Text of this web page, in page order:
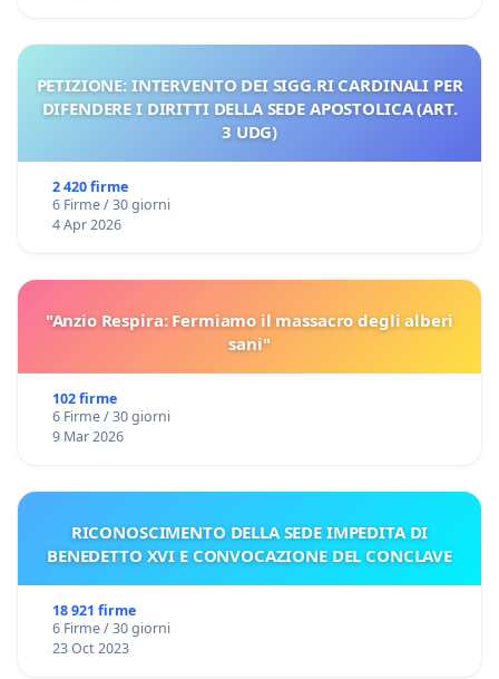
PETIZIONE: INTERVENTO DEI SIGG.RI CARDINALI PER
DIFENDERE I DIRITTI DELLA SEDE APOSTOLICA (ART.
3 UDG)
2 420 firme
6 Firme / 30 giorni
4 Apr 2026
"Anzio Respira: Fermiamo il massacro degli alberi
sani"
102 firme
6 Firme / 30 giorni
9 Mar 2026
RICONOSCIMENTO DELLA SEDE IMPEDITA DI
BENEDETTO XVI E CONVOCAZIONE DEL CONCLAVE
18 921 firme
6 Firme / 30 giorni
23 Oct 2023